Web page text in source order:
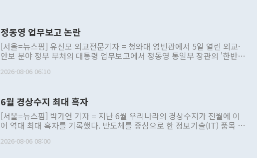
정동영 업무보고 논란
[서울=뉴스핌] 유신모 외교전문기자 = 청와대 영빈관에서 5일 열린 외교·
안보 분야 정부 부처의 대통령 업무보고에서 정동영 통일부 장관의 '한반도
발언 중에는 정부 내 조율을 거치지 않은 사안을 정책으로 추진하겠다고 공
주의적 희망에 근거한 비현실적 구상'이라는 비판을 내놨다. 그동안 정 장
관의 대북 정책 관련 발언이 물의를 빚은 적은 여러 번 있지만 대통령과 유
관 부처 장관이 공개적으로 부정적 입장을 표명한 것은 이례적이다. 정 장
관의 무리한 대북 접근법과 월권을 제어해야 한다는 목소리도 높아지고 있
다. [정동영 통일부 장관이 지난달 23일 오후 서울 종로구 정부서울청사에
2026-08-06 06:10
6월 경상수지 최대 흑자
[서울=뉴스핌] 박가연 기자 = 지난 6월 우리나라의 경상수지가 전월에 이
어 역대 최대 흑자를 기록했다. 반도체를 중심으로 한 정보기술(IT) 품목 수
료=한국은행] 한국은행이 6일 발표한 '2026년 6월 국제수지(잠정)'에 따르
2026-08-06 08:00